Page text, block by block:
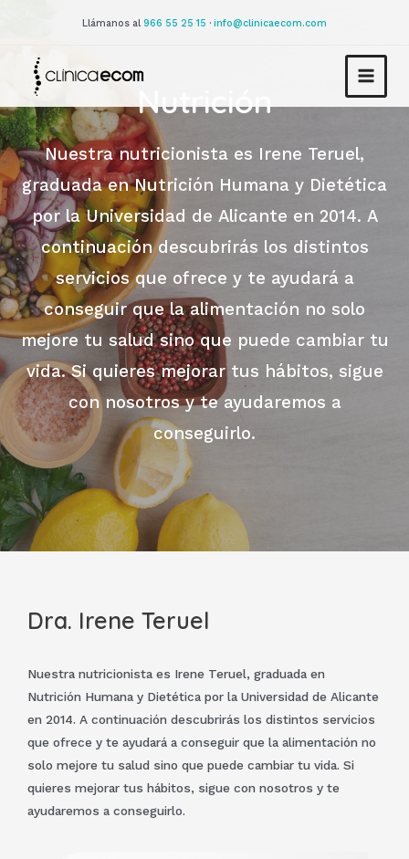
Llámanos al966 55 25 15 · info@clinicaecom.com
Nutrición
Nuestra nutricionista es Irene Teruel,
graduada en Nutrición Humana y Dietética
por la Universidad de Alicante en 2014. A
continuación descubrirás los distintos
servicios que ofrece y te ayudará a
conseguir que la alimentación no solo
mejore tu salud sino que puede cambiar tu
vida. Si quieres mejorar tus hábitos, sigue
con nosotros y te ayudaremos a
conseguirlo.
Dra. Irene Teruel
Nuestra nutricionista es Irene Teruel, graduada en
Nutrición Humana y Dietética por la Universidad de Alicante
en 2014. A continuación descubrirás los distintos servicios
que ofrece y te ayudará a conseguir que la alimentación no
solo mejore tu salud sino que puede cambiar tu vida. Si
quieres mejorar tus hábitos, sigue con nosotros y te
ayudaremos a conseguirlo.